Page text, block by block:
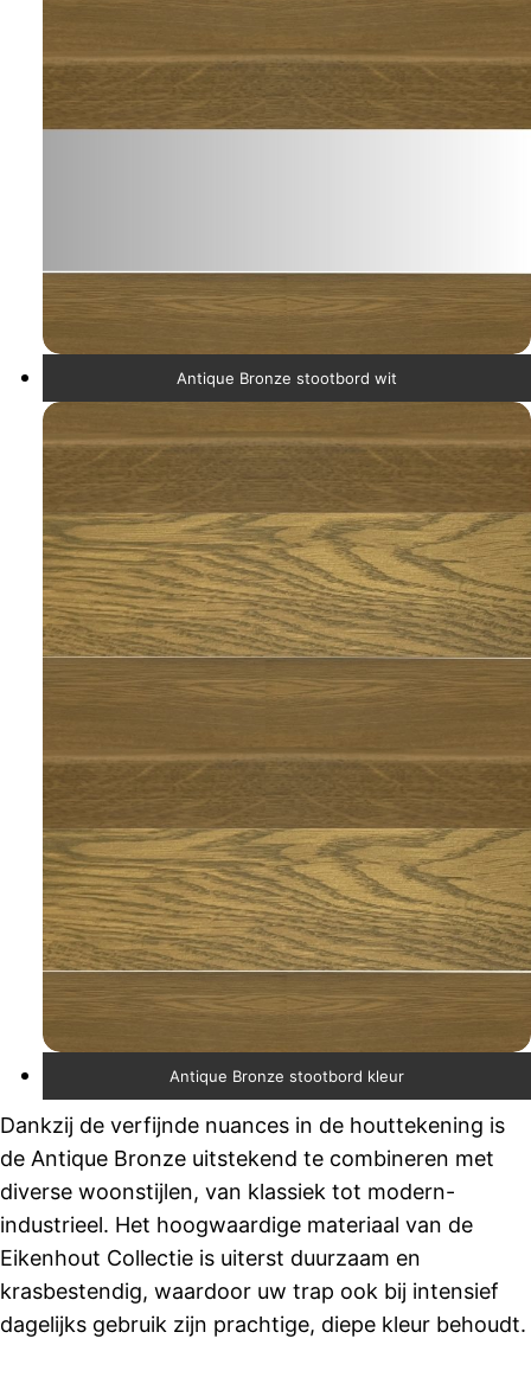
Antique Bronze stootbord wit
Antique Bronze stootbord kleur
Dankzij de verfijnde nuances in de houttekening is
de Antique Bronze uitstekend te combineren met
diverse woonstijlen, van klassiek tot modern-
industrieel. Het hoogwaardige materiaal van de
Eikenhout Collectie is uiterst duurzaam en
krasbestendig, waardoor uw trap ook bij intensief
dagelijks gebruik zijn prachtige, diepe kleur behoudt.